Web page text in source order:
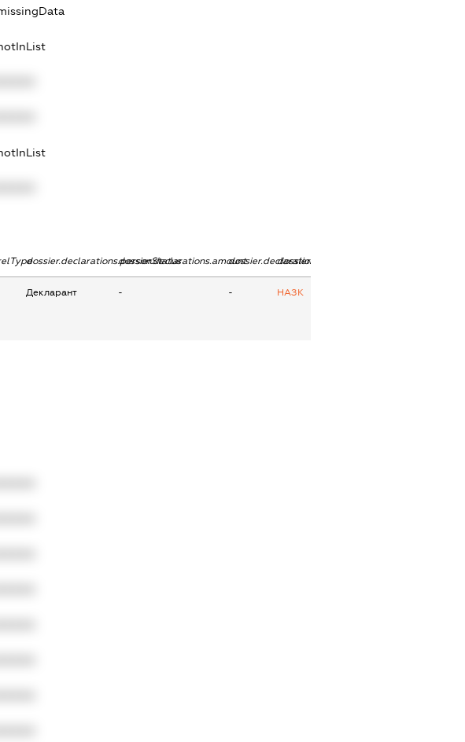
dossier.declarations.personStatusdossier.declarations.amountdossier.declarations.currency
dossier.declarations.source
Декларант - - НАЗК